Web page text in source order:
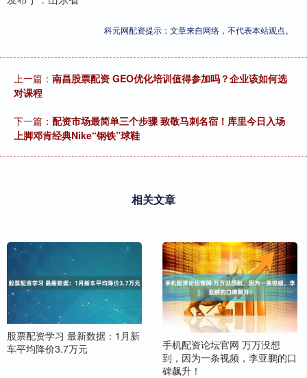
科元网配资提示：文章来自网络，不代表本站观点。
上一篇： 南昌股票配资 GEO优化培训值得参加吗？企业该如何选
对课程
下一篇： 配资市场最简单三个步骤 致敬马刺名宿！库里今日入场
上脚邓肯经典Nike“钢铁”球鞋
相关文章
股票配资学习 最新数据：1月新
车平均降价3.7万元
手机配资论坛官网 万万没想
到，因为一条视频，李亚鹏的口
碑飙升！